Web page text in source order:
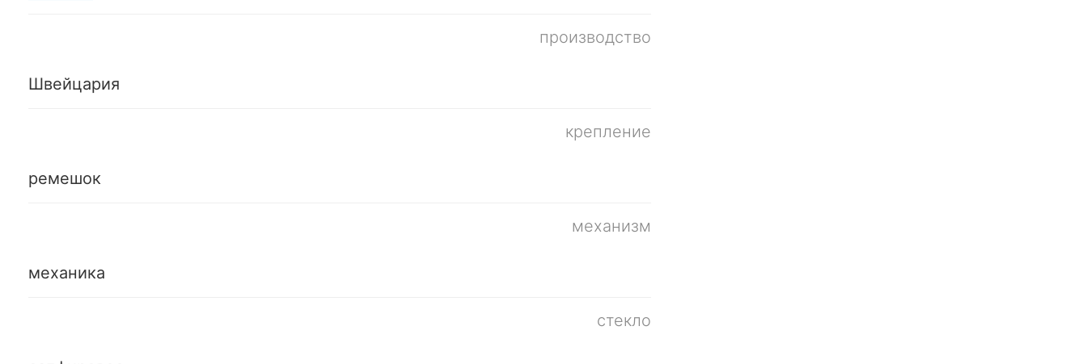
производство
Швейцария
крепление
ремешок
механизм
механика
стекло